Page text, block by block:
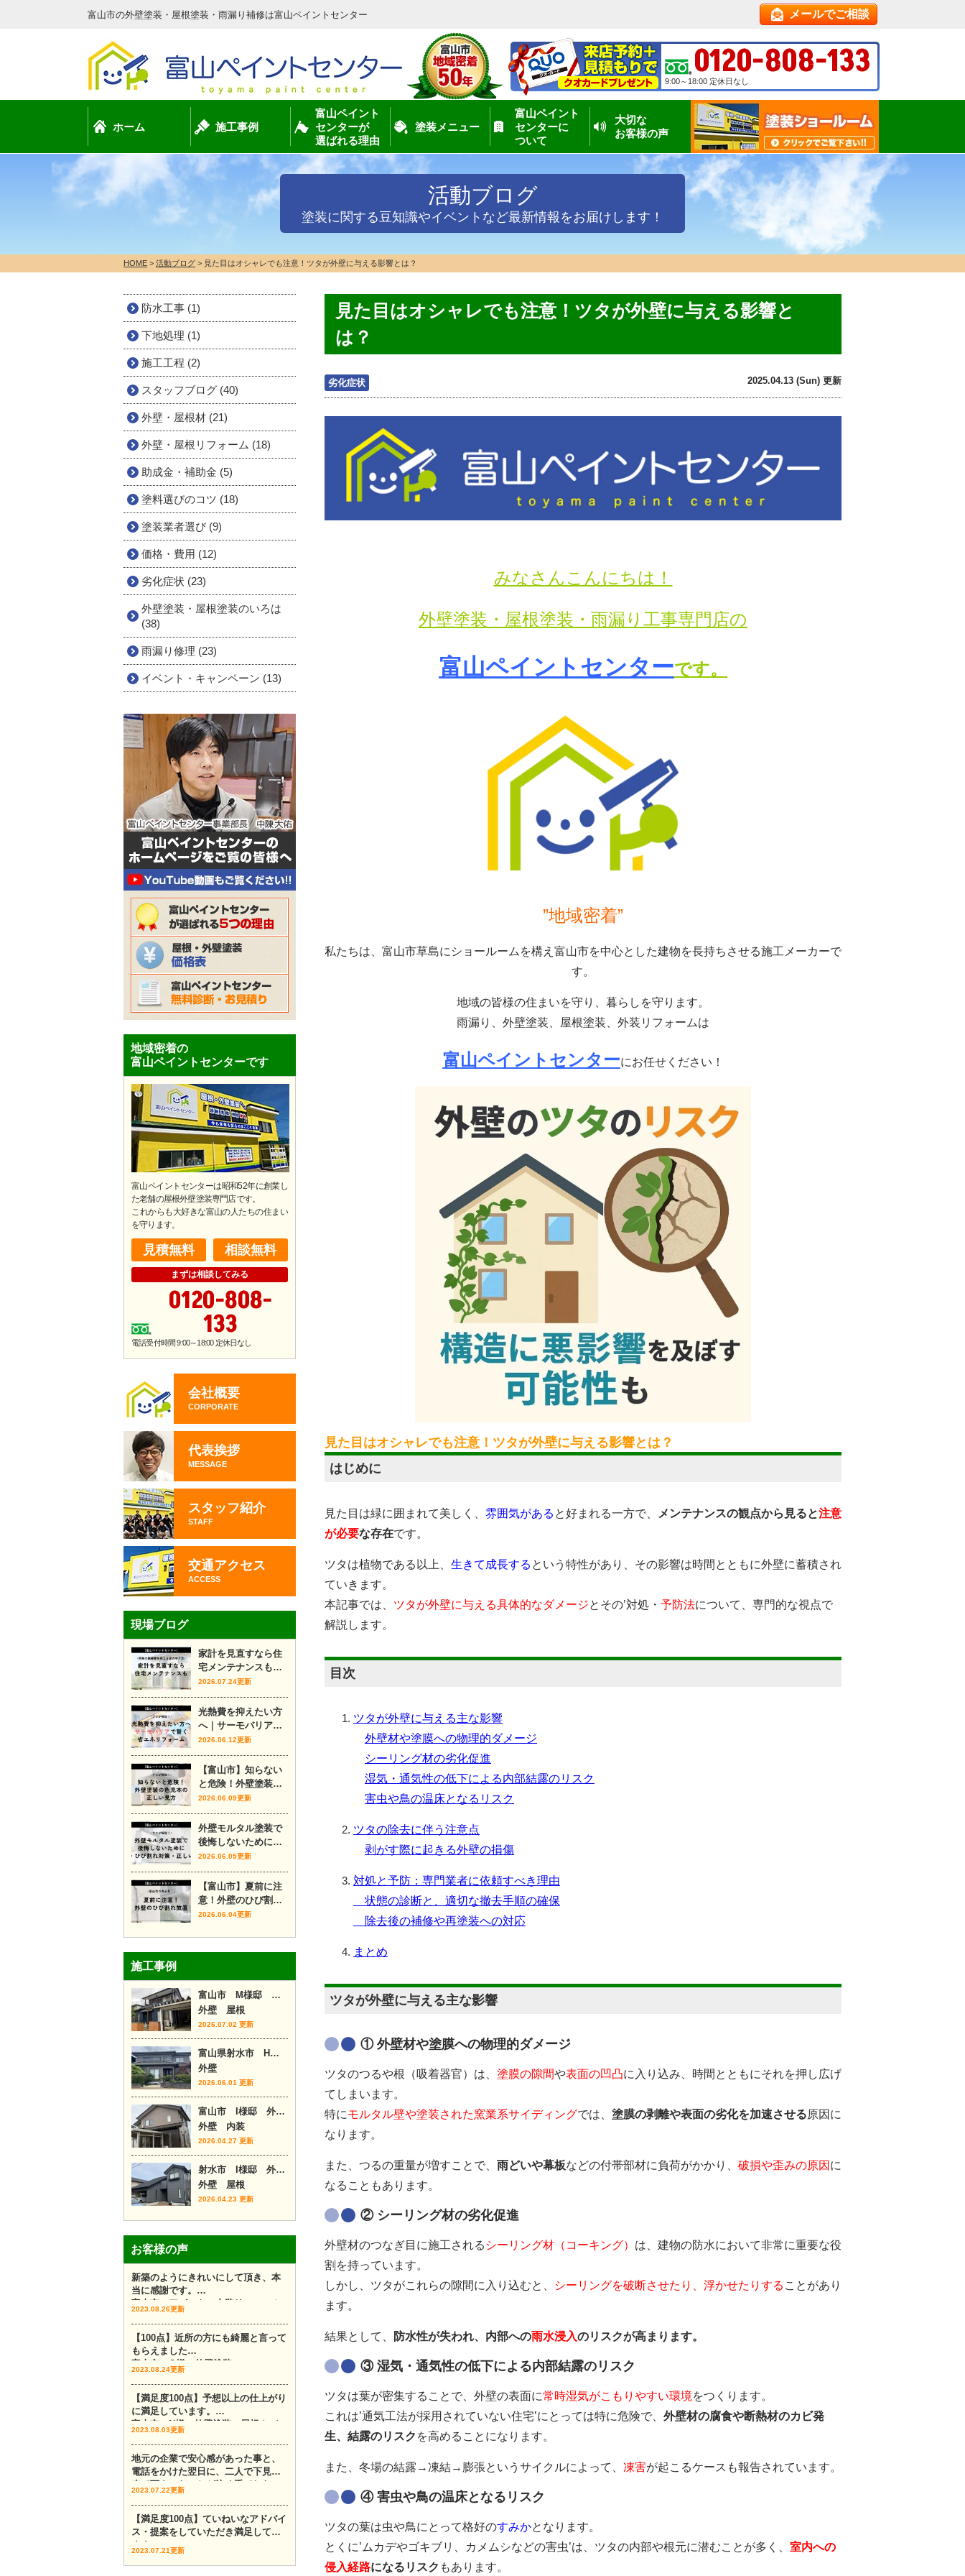
富山市の外壁塗装・屋根塗装・雨漏り補修は富山ペイントセンター メールでご相談
0120-808-133
9:00～18:00 定休日なし
ホーム 施工事例
富山ペイント
センターが
選ばれる理由
塗装メニュー
富山ペイント
センターに
ついて
大切な
お客様の声
活動ブログ
塗装に関する豆知識やイベントなど最新情報をお届けします！
HOME > 活動ブログ > 見た目はオシャレでも注意！ツタが外壁に与える影響とは？
見た目はオシャレでも注意！ツタが外壁に与える影響と
は？
劣化症状 2025.04.13 (Sun) 更新
みなさんこんにちは！
外壁塗装・屋根塗装・雨漏り工事専門店の
富山ペイントセンターです。
”地域密着”
私たちは、富山市草島にショールームを構え富山市を中心とした建物を長持ちさせる施工メーカーで
す。
地域の皆様の住まいを守り、暮らしを守ります。
雨漏り、外壁塗装、屋根塗装、外装リフォームは
富山ペイントセンターにお任せください！
見た目はオシャレでも注意！ツタが外壁に与える影響とは？
はじめに
見た目は緑に囲まれて美しく、 雰囲気がある と好まれる一方で、 メンテナンスの観点から見ると注意
が必要な存在です。
ツタは植物である以上、 生きて成長する という特性があり、その影響は時間とともに外壁に蓄積され
ていきます。
本記事では、 ツタが外壁に与える具体的なダメージとその’対処・ 予防法について、専門的な視点で
解説します。
目次
ツタが外壁に与える主な影響
外壁材や塗膜への物理的ダメージ
シーリング材の劣化促進
湿気・通気性の低下による内部結露のリスク
害虫や鳥の温床となるリスク
ツタの除去に伴う注意点
剥がす際に起きる外壁の損傷
対処と予防：専門業者に依頼すべき理由
状態の診断と、適切な撤去手順の確保
除去後の補修や再塗装への対応
まとめ
ツタが外壁に与える主な影響
① 外壁材や塗膜への物理的ダメージ
ツタのつるや根（吸着器官）は、 塗膜の隙間や表面の凹凸に入り込み、時間とともにそれを押し広げ
てしまいます。
特にモルタル壁や塗装された窯業系サイディングでは、 塗膜の剥離や表面の劣化を加速させる原因に
なります。
また、つるの重量が増すことで、 雨どいや幕板などの付帯部材に負荷がかかり、 破損や歪みの原因 に
なることもあります。
②シーリング材の劣化促進
外壁材のつなぎ目に施工される シーリング材（コーキング） は、建物の防水において非常に重要な役
割を持っています。
しかし、ツタがこれらの隙間に入り込むと、
シーリングを破断させたり、浮かせたりする ことがあり
ます。
結果として、 防水性が失われ、内部への雨水浸入のリスクが高まります。
③ 湿気・通気性の低下による内部結露のリスク
ツタは葉が密集することで、外壁の表面に常時湿気がこもりやすい環境をつくります。
これは’通気工法が採用されていない住宅’にとっては特に危険で、 外壁材の腐食や断熱材のカビ発
生、結露のリスク を高めることになります。
また、冬場の結露→凍結→膨張というサイクルによって、 凍害が起こるケースも報告されています。
④ 害虫や鳥の温床となるリスク
ツタの葉は虫や鳥にとって格好のすみかとなります。
とくに’ムカデやゴキブリ、カメムシなどの害虫’は、ツタの内部や根元に潜むことが多く、 室内への
侵入経路になるリスク もあります。
防水工事 (1)
下地処理 (1)
施工工程 (2)
スタッフブログ (40)
外壁・屋根材 (21)
外壁・屋根リフォーム (18)
助成金・補助金 (5)
塗料選びのコツ (18)
塗装業者選び (9)
価格・費用 (12)
劣化症状 (23)
外壁塗装・屋根塗装のいろは
(38)
雨漏り修理 (23)
イベント・キャンペーン (13)
地域密着の
富山ペイントセンターです
富山ペイントセンターは昭和52年に創業し
た老舗の屋根外壁塗装専門店です。
​これからも大好きな富山の人たちの住まい
を守ります。
見積無料 相談無料
まずは相談してみる
0120-808-
133
電話受付時間 9:00～18:00 定休日なし
会社概要
CORPORATE
代表挨拶
MESSAGE
スタッフ紹介
STAFF
交通アクセス
ACCESS
現場ブログ
家計を見直すなら住
宅メンテナンスも｜
将来の修繕費を抑え
る家の守り方
2026.07.24更新
光熱費を抑えたい方
へ｜サーモバリアで
賢く省エネリフォー
ム
2026.06.12更新
【富山市】知らない
と危険！外壁塗装の
色見本の正しい見方
2026.06.09更新
外壁モルタル塗装で
後悔しないために｜
費用・ひび割れ対
策・正しい時期をプ
ロが解説
2026.06.05更新
【富山市】夏前に注
意！外壁のひび割れ
放置
2026.06.04更新
施工事例
富山市 M様邸 外壁カバー工事
外壁 屋根
2026.07.02 更新
富山県射水市 H様邸
外壁
2026.06.01 更新
富山市 I様邸 外壁塗装・内装リフォーム
外壁 内装
2026.04.27 更新
射水市 I様邸 外壁塗装・屋根カバー
外壁 屋根
2026.04.23 更新
お客様の声
新築のようにきれいにして頂き、本
当に感謝です。
富山市 アパート 内装リフォーム
2023.08.26更新
【100点】近所の方にも綺麗と言って
もらえました
富山市 O様 外壁塗装
2023.08.24更新
【満足度100点】予想以上の仕上がり
に満足しています。
富山市 N様 外壁塗装 屋根カバー
2023.08.03更新
地元の企業で安心感があった事と、
電話をかけた翌日に、二人で下見に
来て下さったことが決め手でした。
富山市 外壁塗装 外壁カバー
2023.07.22更新
【満足度100点】ていねいなアドバイ
ス・提案をしていただき満足してい
ます。
富山市 外壁塗装 Y様
2023.07.21更新